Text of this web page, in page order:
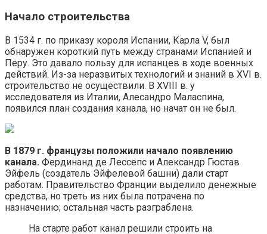
Начало строительства
В 1534 г. по приказу короля Испании, Карла V, был
обнаружен короткий путь между странами Испанией и
Перу. Это давало пользу для испанцев в ходе военных
действий. Из-за неразвитых технологий и знаний в XVI в.
строительство не осуществили. В XVIII в. у
исследователя из Италии, Алесандро Маласпина,
появился план создания канала, но начат он не был.
В 1879 г. французы положили начало появлению
канала. Фердинанд де Лессепс и Александр Гюстав
Эйфель (создатель Эйфелевой башни) дали старт
работам. Правительство Франции выделило денежные
средства, но треть из них была потрачена по
назначению; остальная часть разграблена.
На старте работ канал решили строить на